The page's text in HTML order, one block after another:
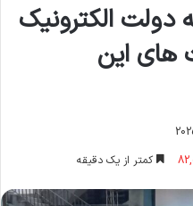
دولت الکترونیک
های این
کمتر از یک دقیقه